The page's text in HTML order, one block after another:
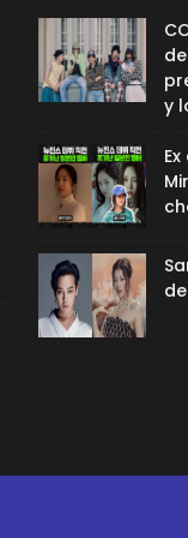
y